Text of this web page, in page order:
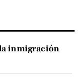
inmigración